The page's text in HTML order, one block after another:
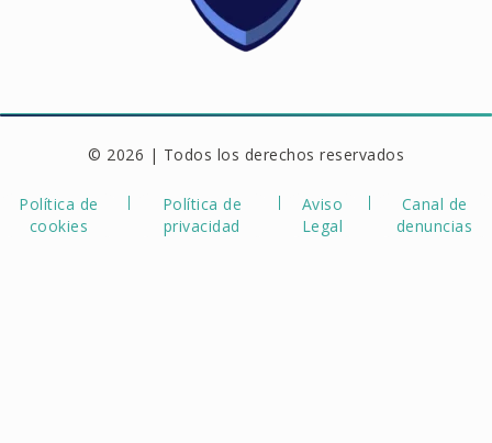
© 2026 | Todos los derechos reservados
Política de
cookies
Política de
privacidad
Aviso
Legal
Canal de
denuncias